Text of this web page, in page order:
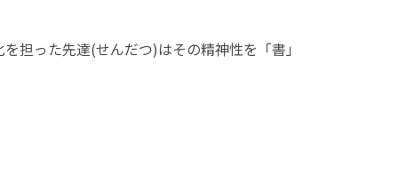
担った先達(せんだつ)はその精神性を「書」